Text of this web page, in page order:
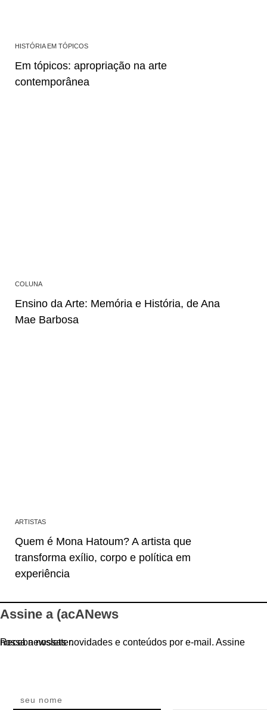
HISTÓRIA EM TÓPICOS
Em tópicos: apropriação na arte
contemporânea
COLUNA
Ensino da Arte: Memória e História, de Ana
Mae Barbosa
ARTISTAS
Quem é Mona Hatoum? A artista que
transforma exílio, corpo e política em
experiência
Assine a (acANews
Receba nossas novidades e conteúdos por e-mail. Assine nossa newsletter.